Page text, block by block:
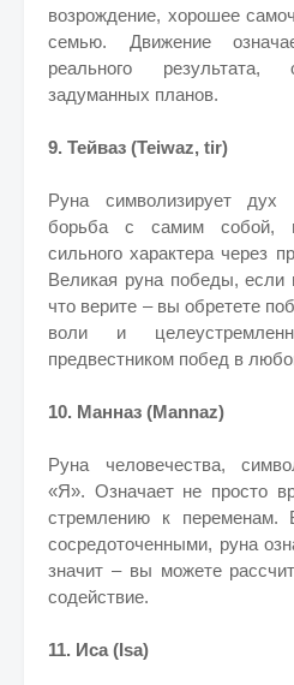
возрождение, хорошее
семью. Движение
реального результата,
задуманных планов.
9. Тейваз (Teiwaz, tir)
Руна символизирует
борьба с самим собой,
сильного характера через
Великая руна победы, если
что верите – вы обретете
воли и
предвестником побед в
10. Манназ (Mannaz)
Руна человечества,
«Я». Означает не просто
стремлению к переменам.
сосредоточенными, руна
значит – вы можете
содействие.
11. Иса (Isa)